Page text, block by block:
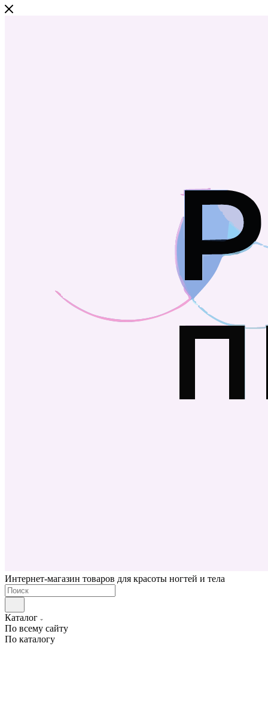
Интернет-магазин товаров для красоты ногтей и тела
Каталог
По всему сайту
По каталогу